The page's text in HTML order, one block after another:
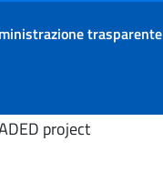
trasparente
project